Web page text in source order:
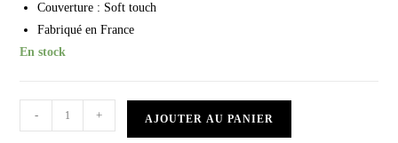
Couverture : Soft touch
Fabriqué en France
En stock
- + AJOUTER AU PANIER